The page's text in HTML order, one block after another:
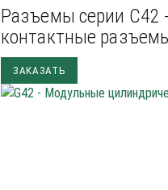
Разъемы серии C42
контактные
ЗАКАЗАТЬ